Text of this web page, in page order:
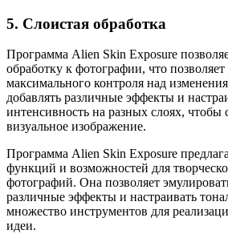
5. Слоистая обработка
Программа Alien Skin Exposure
обработку к фотографии, что позволяет
максимального контроля над
добавлять различные эффекты и
интенсивность на разных слоях, чтобы
визуальное изображение.
Программа Alien Skin Exposure
функций и возможностей для
фотографий. Она позволяет
различные эффекты и настраивать
множество инструментов для
идеи.